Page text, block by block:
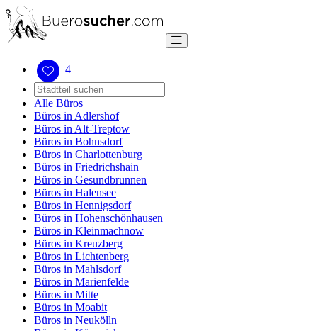
4
Alle Büros
Büros in Adlershof
Büros in Alt-Treptow
Büros in Bohnsdorf
Büros in Charlottenburg
Büros in Friedrichshain
Büros in Gesundbrunnen
Büros in Halensee
Büros in Hennigsdorf
Büros in Hohenschönhausen
Büros in Kleinmachnow
Büros in Kreuzberg
Büros in Lichtenberg
Büros in Mahlsdorf
Büros in Marienfelde
Büros in Mitte
Büros in Moabit
Büros in Neukölln